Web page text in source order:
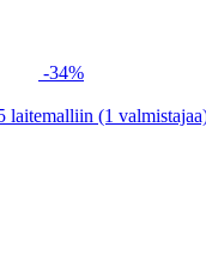
-34%
laitemalliin (1